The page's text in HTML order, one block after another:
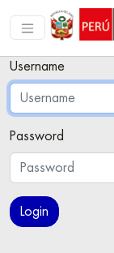
Username
Password
Login